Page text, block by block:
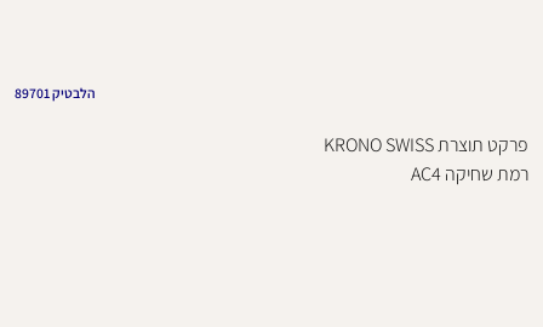
הלבטיק 89701
פרקט תוצרת KRONO SWISS
רמת שחיקה AC4